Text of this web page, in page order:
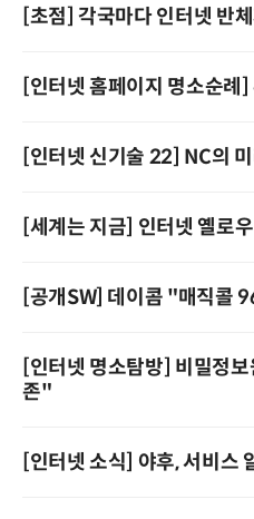
[초점] 각국마다 인터넷 반
[인터넷 홈페이지 명소순례
[인터넷 신기술 22] NC의 미
[세계는 지금] 인터넷 옐로
[공개SW] 데이콤 "매직콜
[인터넷 명소탐방] 비밀정
존"
[인터넷 소식] 야후, 서비스